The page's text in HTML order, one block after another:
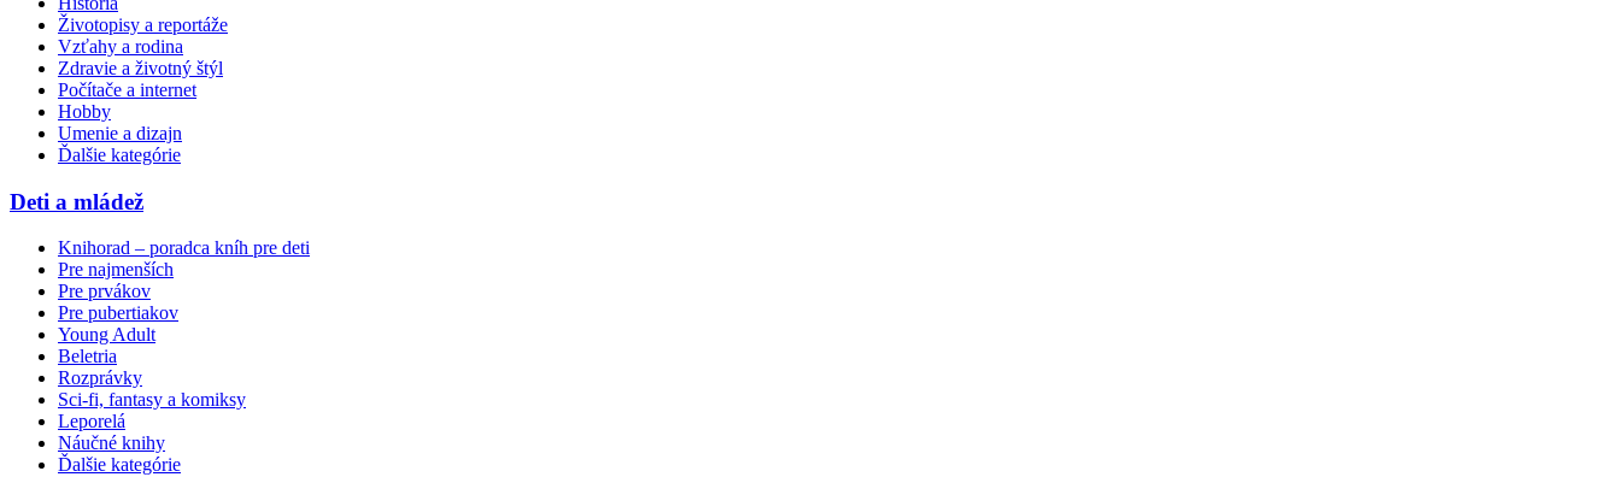
Životopisy a reportáže
Vzťahy a rodina
Zdravie a životný štýl
Počítače a internet
Hobby
Umenie a dizajn
Ďalšie kategórie
Deti a mládež
Knihorad – poradca kníh pre deti
Pre najmenších
Pre prvákov
Pre pubertiakov
Young Adult
Beletria
Rozprávky
Sci-fi, fantasy a komiksy
Leporelá
Náučné knihy
Ďalšie kategórie